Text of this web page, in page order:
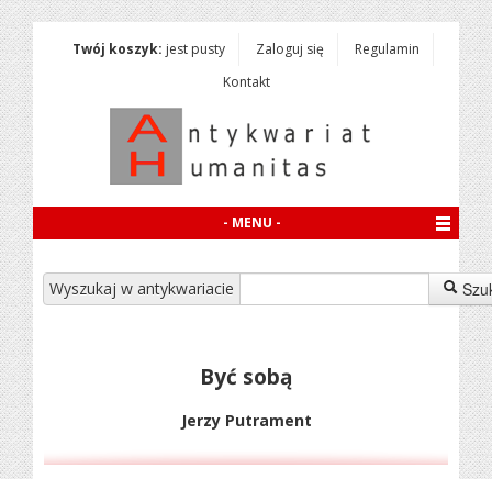
Twój koszyk: jest pusty Zaloguj się
Regulamin
Kontakt
- MENU -
Wyszukaj w antykwariacie
Być sobą
Jerzy Putrament